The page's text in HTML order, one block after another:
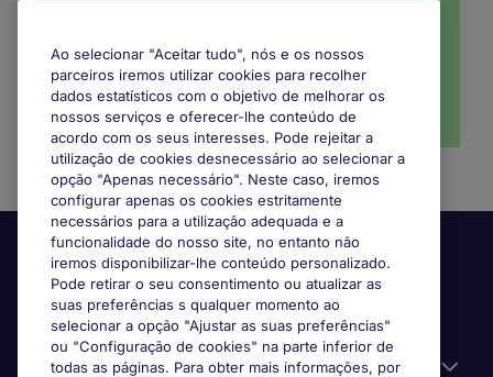
Saiba mais
Informação Útil
Ao selecionar "Aceitar tudo", nós e os nossos
parceiros iremos utilizar cookies para recolher
dados estatísticos com o objetivo de melhorar os
nossos serviços e oferecer-lhe conteúdo de
acordo com os seus interesses. Pode rejeitar a
utilização de cookies desnecessário ao selecionar a
opção "Apenas necessário". Neste caso, iremos
configurar apenas os cookies estritamente
necessários para a utilização adequada e a
funcionalidade do nosso site, no entanto não
iremos disponibilizar-lhe conteúdo personalizado.
Pode retirar o seu consentimento ou atualizar as
suas preferências s qualquer momento ao
selecionar a opção "Ajustar as suas preferências"
ou "Configuração de cookies" na parte inferior de
todas as páginas. Para obter mais informações, por